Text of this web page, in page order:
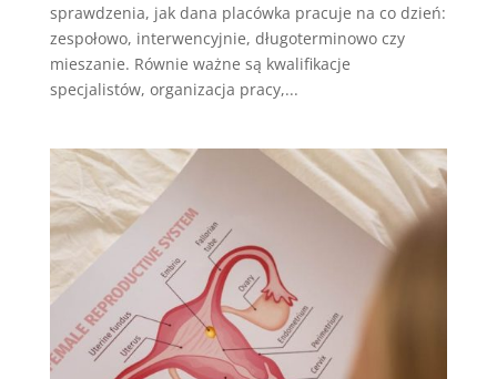
sprawdzenia, jak dana placówka pracuje na co dzień:
zespołowo, interwencyjnie, długoterminowo czy
mieszanie. Równie ważne są kwalifikacje
specjalistów, organizacja pracy,...